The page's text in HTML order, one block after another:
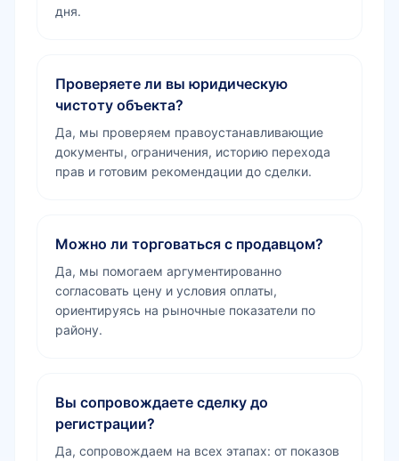
дня.
Проверяете ли вы юридическую
чистоту объекта?
Да, мы проверяем правоустанавливающие
документы, ограничения, историю перехода
прав и готовим рекомендации до сделки.
Можно ли торговаться с продавцом?
Да, мы помогаем аргументированно
согласовать цену и условия оплаты,
ориентируясь на рыночные показатели по
району.
Вы сопровождаете сделку до
регистрации?
Да, сопровождаем на всех этапах: от показов